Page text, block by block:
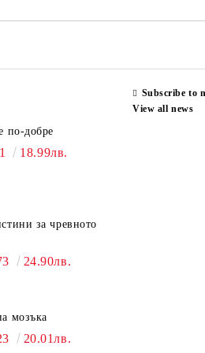
по-добре
18.99лв.
за чревното
24.90лв.
мозъка
20.01лв.
Subscribe to
View all news